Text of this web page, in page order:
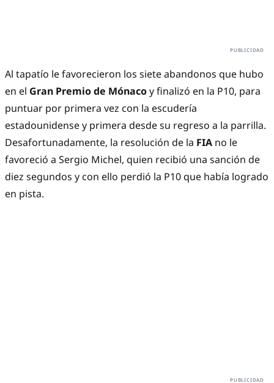
Al tapatío le favorecieron los siete abandonos que hubo
en el Gran Premio de Mónacoy finalizó en la P10, para
puntuar por primera vez con la escudería
estadounidense y primera desde su regreso a la parrilla.
Desafortunadamente, la resolución de la FIA no le
favoreció a Sergio Michel, quien recibió una sanción de
diez segundos y con ello perdió la P10 que había logrado
en pista.